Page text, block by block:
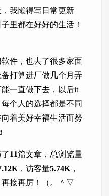
我懒得写日常更新
里都在好好的生活！
件，也去了很多家面
打算进厂做几个月弄
一直做下去，以后it
个人的选择都是不同
着美好幸福生活而努
11篇文章，总浏览量
，访客量5.74K ，
再接再厉！（。＾▽